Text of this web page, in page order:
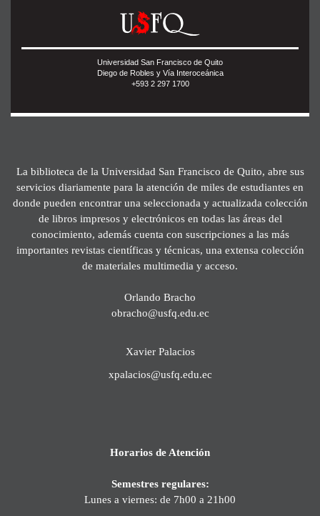
Universidad San Francisco de Quito
Diego de Robles y Vía Interoceánica
+593 2 297 1700
La biblioteca de la Universidad San Francisco de Quito, abre sus
servicios diariamente para la atención de miles de estudiantes en
donde pueden encontrar una seleccionada y actualizada colección
de libros impresos y electrónicos en todas las áreas del
conocimiento, además cuenta con suscripciones a las más
importantes revistas científicas y técnicas, una extensa colección
de materiales multimedia y acceso.
Orlando Bracho
obracho@usfq.edu.ec
Xavier Palacios
xpalacios@usfq.edu.ec
Horarios de Atención
Semestres regulares:
Lunes a viernes: de 7h00 a 21h00